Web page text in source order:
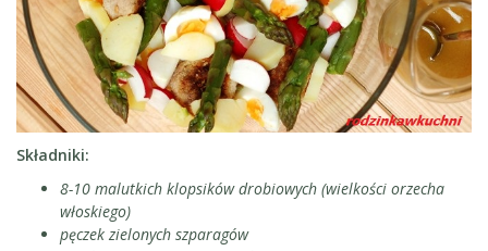
Składniki:
8-10 malutkich klopsików drobiowych (wielkości orzecha
włoskiego)
pęczek zielonych szparagów